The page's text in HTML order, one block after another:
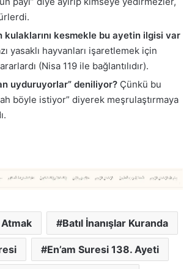
kulaklarını kesmekle bu ayetin ilgisi var
yasaklı hayvanları işaretlemek için
(Nisa 119 ile bağlantılıdır).
uyduruyorlar” deniliyor? Çünkü bu
böyle istiyor” diyerek meşrulaştırmaya
Batıl İnanışlar Kuranda
En’am Suresi 138. Ayeti